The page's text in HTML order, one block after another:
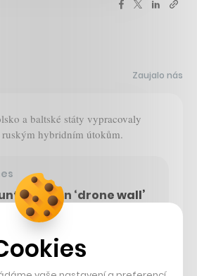
Zaujalo nás
a baltské státy vypracovaly
hybridním útokům.
plan ‘drone wall’
with Russia